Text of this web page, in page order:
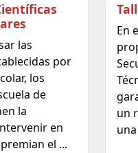
las
por
los
de
la
en
el ...
En
un